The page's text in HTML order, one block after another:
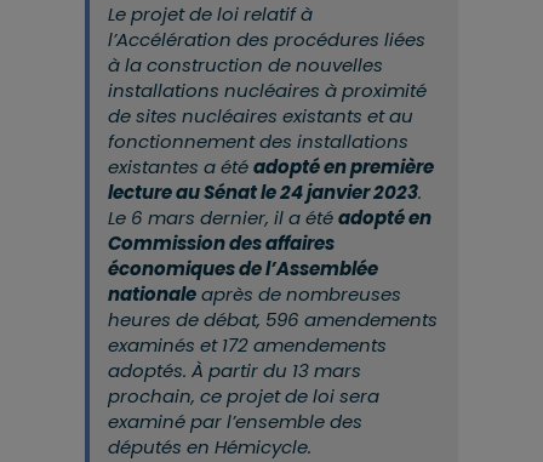
Le projet de loi relatif à
l’Accélération des procédures liées
à la construction de nouvelles
installations nucléaires à proximité
de sites nucléaires existants et au
fonctionnement des installations
existantes a étéadopté en première
lecture au Sénat le 24 janvier 2023.
Le 6 mars dernier, il a étéadopté en
Commission des affaires
économiques de l’Assemblée
nationaleaprès de nombreuses
heures de débat, 596 amendements
examinés et 172 amendements
adoptés. À partir du 13 mars
prochain, ce projet de loi sera
examiné par l’ensemble des
députés en Hémicycle.